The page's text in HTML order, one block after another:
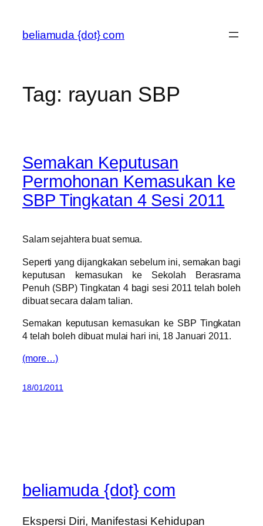
content
beliamuda {dot} com
Tag: rayuan SBP
Semakan Keputusan
Permohonan Kemasukan ke
SBP Tingkatan 4 Sesi 2011
Salam sejahtera buat semua.
Seperti yang dijangkakan sebelum ini, semakan bagi
keputusan kemasukan ke Sekolah Berasrama
Penuh (SBP) Tingkatan 4 bagi sesi 2011 telah boleh
dibuat secara dalam talian.
Semakan keputusan kemasukan ke SBP Tingkatan
4 telah boleh dibuat mulai hari ini, 18 Januari 2011.
(more…)
18/01/2011
beliamuda {dot} com
Ekspersi Diri, Manifestasi Kehidupan